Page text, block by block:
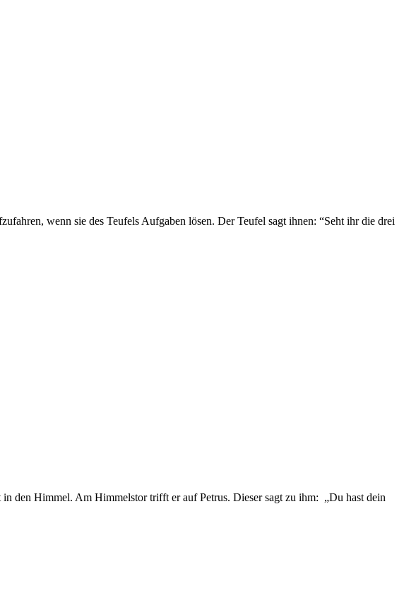
wenn sie des Teufels Aufgaben lösen. Der Teufel sagt ihnen: “Seht ihr die drei
den Himmel. Am Himmelstor trifft er auf Petrus. Dieser sagt zu ihm: „Du hast dein